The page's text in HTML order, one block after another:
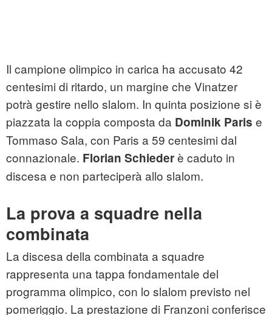
Il campione olimpico in carica ha accusato 42
centesimi di ritardo, un margine che Vinatzer
potrà gestire nello slalom. In quinta posizione si è
piazzata la coppia composta da Dominik Paris e
Tommaso Sala, con Paris a 59 centesimi dal
connazionale. Florian Schiederè caduto in
discesa e non parteciperà allo slalom.
La prova a squadre nella
combinata
La discesa della combinata a squadre
rappresenta una tappa fondamentale del
programma olimpico, con lo slalom previsto nel
pomeriggio. La prestazione di Franzoni conferisce